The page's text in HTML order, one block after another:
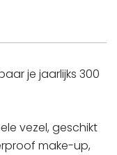
je jaarlijks 300
vezel, geschikt
make-up,